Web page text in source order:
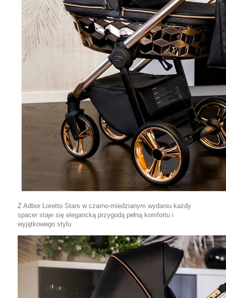
Z Adbor Loretto Stars w czarno-miedzianym wydaniu każdy
spacer staje się elegancką przygodą pełną komfortu i
wyjątkowego stylu.